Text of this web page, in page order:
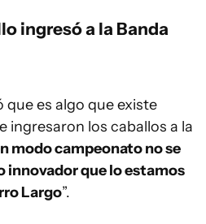
ingresó a la Banda
que es algo que existe
ingresaron los caballos a la
modo campeonato no se
innovador que lo estamos
Largo”.